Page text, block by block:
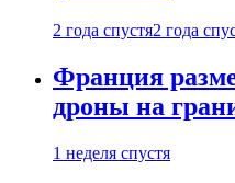
2 года спустя2 года
Франция
дроны на
1 неделя спустя